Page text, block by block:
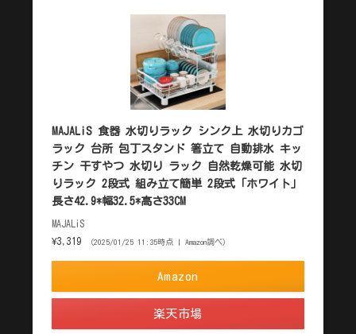
MAJALiS 食器 水切りラック シンク上 水切りカゴ
ラック 台所 包丁スタンド 箸立て 自動排水 キッ
チン 干すやつ 水切り ラック 自然乾燥可能 水切
りラック 2段式 組み立て簡単 2段式「ホワイト」
長さ42.9*幅32.5*高さ33CM
MAJALiS
¥3,319
（2025/01/25 11:35時点 | Amazon調べ）
Amazon
楽天市場